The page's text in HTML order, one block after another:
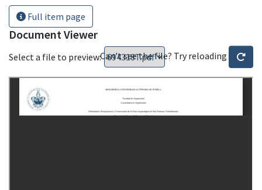
Full item page
Document Viewer
Select a file to preview:Can't see the file? Try reloading